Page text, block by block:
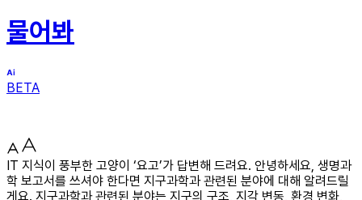
물어봐
BETA
IT 지식이 풍부한 고양이 ‘요고’가 답변해 드려요. 안녕하세요, 생명과
학 보고서를 쓰셔야 한다면 지구과학과 관련된 분야에 대해 알려드릴
게요. 지구과학과 관련된 분야는 지구의 구조, 지각 변동, 환경 변화,